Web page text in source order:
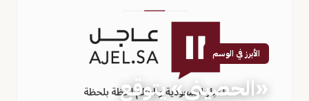
الأبرز في الوسم
«الحصيني» يتوقع